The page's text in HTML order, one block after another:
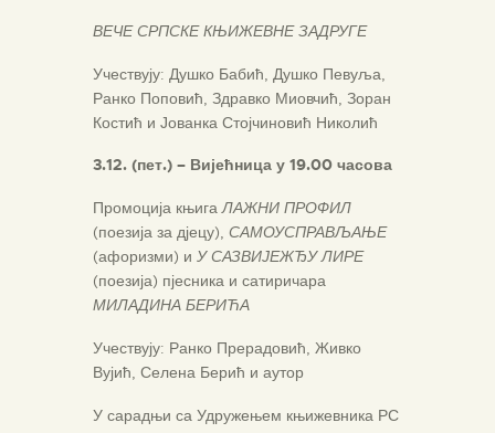
ВЕЧЕ СРПСКЕ КЊИЖЕВНЕ ЗАДРУГЕ
Учествују: Душко Бабић, Душко Певуља,
Ранко Поповић, Здравко Миовчић, Зоран
Костић и Јованка Стојчиновић Николић
3.12. (пет.) – Вијећница у 19.00 часова
Промоција књигаЛАЖНИ ПРОФИЛ
(поезија за дјецу), САМОУСПРАВЉАЊЕ
(афоризми) и У САЗВИЈЕЖЂУ ЛИРЕ
(поезија) пјесника и сатиричара
МИЛАДИНА БЕРИЋА
Учествују: Ранко Прерадовић, Живко
Вујић, Селена Берић и аутор
У сарадњи са Удружењем књижевника РС